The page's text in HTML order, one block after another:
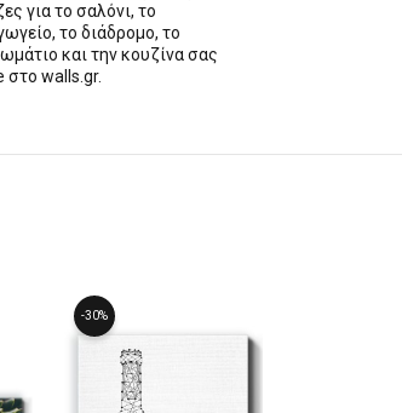
για το σαλόνι, το
το διάδρομο, το
και την κουζίνα σας
στο walls.gr.
-30%